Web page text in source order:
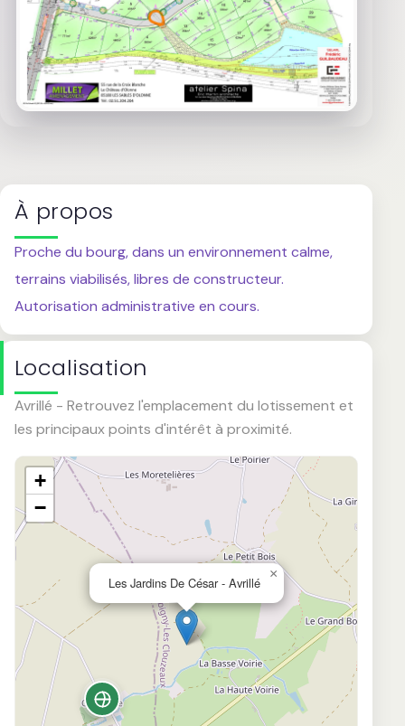
À propos
Proche du bourg, dans un environnement calme,
terrains viabilisés, libres de constructeur.
Autorisation administrative en cours.
Localisation
Avrillé - Retrouvez l'emplacement du lotissement et
les principaux points d'intérêt à proximité.
Les Jardins De César - Avrillé
×
+
−